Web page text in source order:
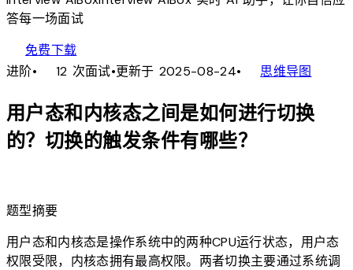
答每一场面试
免费下载
进阶• 12 次面试•更新于 2025-08-24• account_tree思维导图
用户态和内核态之间是如何进行切换
的？切换的触发条件有哪些？
题型摘要
用户态和内核态是操作系统中的两种CPU运行状态，用户态
权限受限，内核态拥有最高权限。两者切换主要通过系统调